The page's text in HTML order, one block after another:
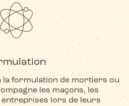
la formulation de mortiers ou
les maçons, les
entreprises lors de leurs